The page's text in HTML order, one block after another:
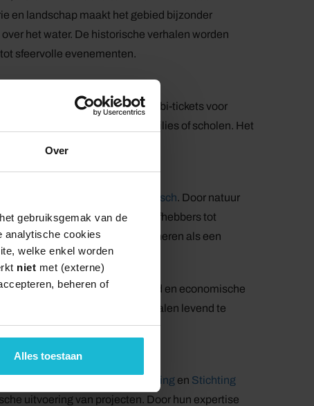
Over
gebruiksgemak van de
analytische cookies
welke enkel worden
niet met (externe)
beheren of
Alles toestaan
en landschap maakt het gebied bijzonder
het water. De historische verhalen worden
sfeervolle evenementen.
arrangementen. Denk aan combi-tickets voor
groepsaanbiedingen voor families of scholen. Het
Zo profiteren niet alleen de
zoals Nationaal Park De Biesbosch. Door natuur
aanspreekt: van natuurliefhebbers tot
en de regio kan zich positioneren als een
aan behoud van erfgoed en economische
te onderhouden en verhalen levend te
Stichting Gorinchem Citymarketing en Stichting
uitvoering van projecten. Door hun expertise